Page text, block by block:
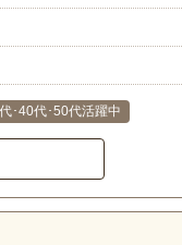
･40代･50代活躍中